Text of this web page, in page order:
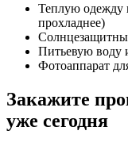
Теплую одежду
прохладнее)
Питьевую воду
Фотоаппарат
Закажите
уже сегодня